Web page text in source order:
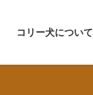
コリー犬について